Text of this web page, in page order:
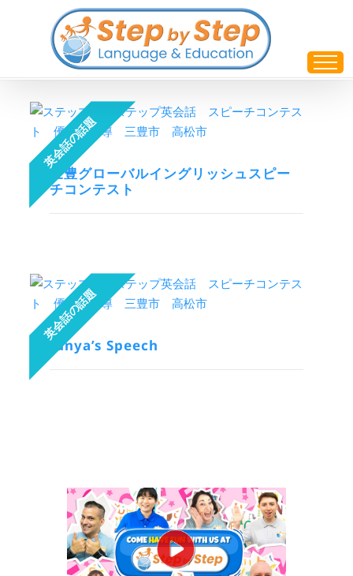
三豊グローバルイングリッシュスピー
チコンテスト
Junya’s Speech